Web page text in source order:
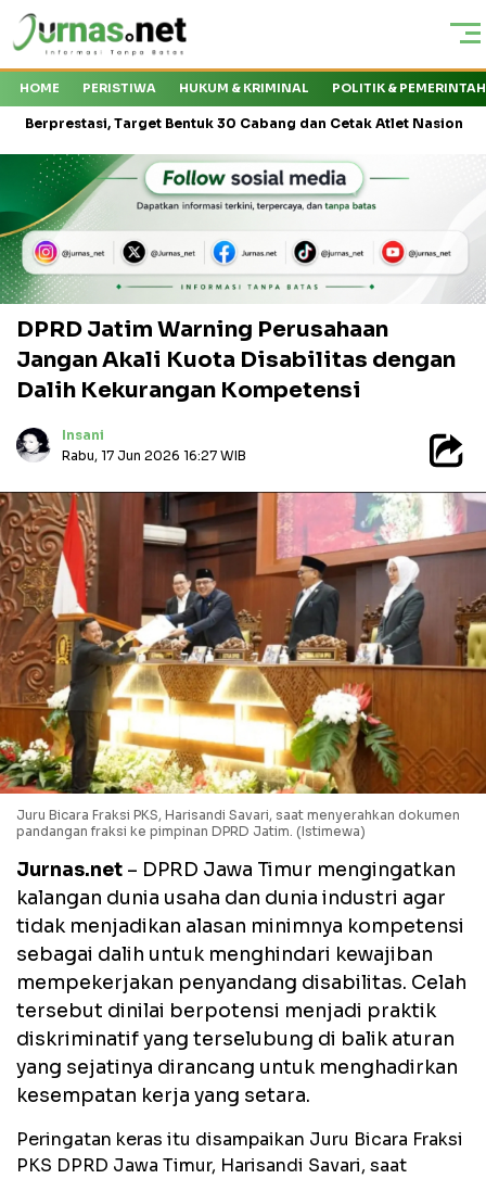
HOME PERISTIWA HUKUM & KRIMINAL POLITIK &
Target Bentuk 30 Cabang dan Cetak Atlet Nasional KMP
DPRD Jatim Warning Perusahaan
Jangan Akali Kuota Disabilitas dengan
Dalih Kekurangan Kompetensi
Insani
Rabu, 17 Jun 2026 16:27 WIB
Juru Bicara Fraksi PKS, Harisandi Savari, saat menyerahkan dokumen
pandangan fraksi ke pimpinan DPRD Jatim. (Istimewa)
Jurnas.net – DPRD Jawa Timur mengingatkan
kalangan dunia usaha dan dunia industri agar
tidak menjadikan alasan minimnya kompetensi
sebagai dalih untuk menghindari kewajiban
mempekerjakan penyandang disabilitas. Celah
tersebut dinilai berpotensi menjadi praktik
diskriminatif yang terselubung di balik aturan
yang sejatinya dirancang untuk menghadirkan
kesempatan kerja yang setara.
Peringatan keras itu disampaikan Juru Bicara Fraksi
PKS DPRD Jawa Timur, Harisandi Savari, saat